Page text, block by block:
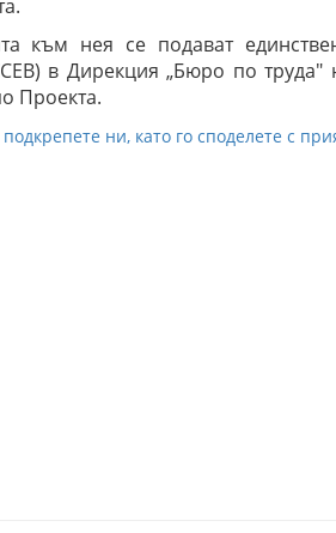
към нея се подават
в Дирекция „Бюро по труда"
Проекта.
ни, като го споделете с